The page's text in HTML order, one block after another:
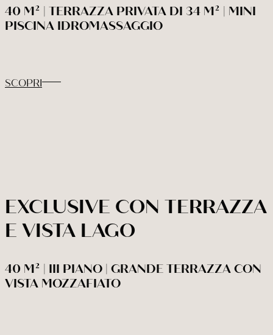
40 M² | TERRAZZA PRIVATA DI 34 M² | MINI
PISCINA IDROMASSAGGIO
SCOPRI
EXCLUSIVE CON TERRAZZA
E VISTA LAGO
40 M² | III PIANO | GRANDE TERRAZZA CON
VISTA MOZZAFIATO